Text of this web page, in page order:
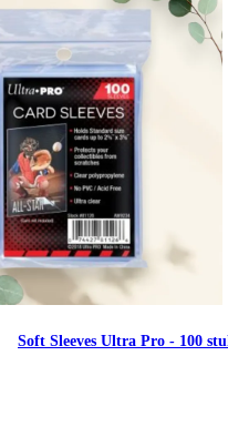
Soft Sleeves Ultra Pro - 100